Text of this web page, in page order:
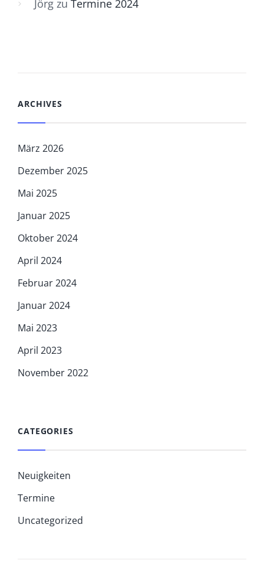
Jörg zu Termine 2024
ARCHIVES
März 2026
Dezember 2025
Mai 2025
Januar 2025
Oktober 2024
April 2024
Februar 2024
Januar 2024
Mai 2023
April 2023
November 2022
CATEGORIES
Neuigkeiten
Termine
Uncategorized